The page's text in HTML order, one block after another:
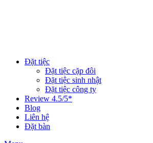
Đặt tiệc
Đặt tiệc cặp đôi
Đặt tiệc sinh nhật
Đặt tiệc công ty
Review 4.5/5*
Blog
Liên hệ
Đặt bàn